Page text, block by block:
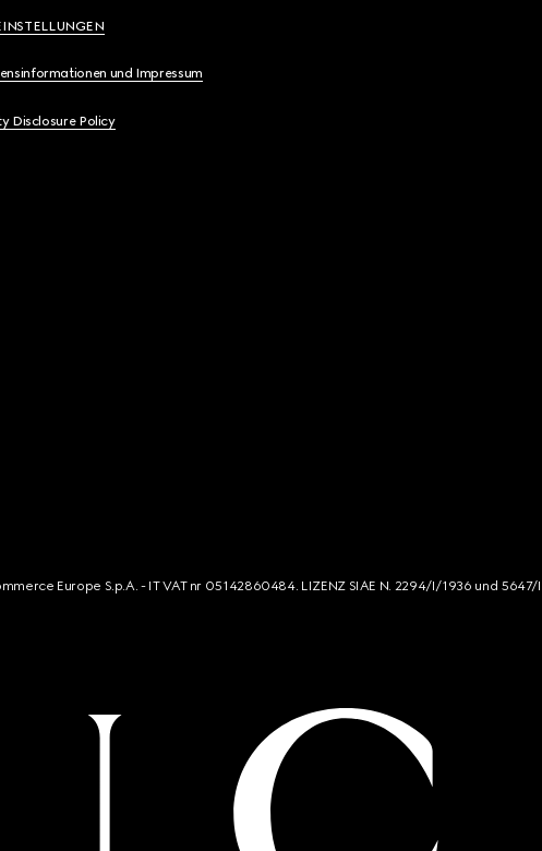
und Impressum
Disclosure Policy
Europe S.p.A. - IT VAT nr 05142860484. LIZENZ SIAE N. 2294/I/1936 und